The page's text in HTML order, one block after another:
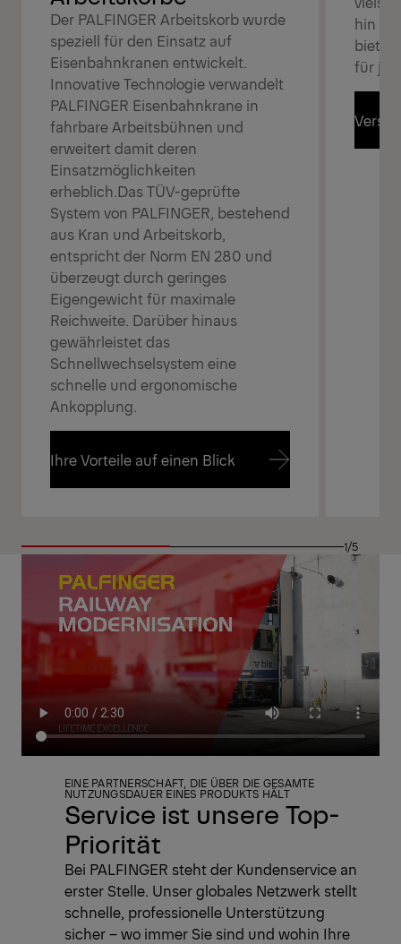
Der PALFINGER Arbeitskorb wurde
speziell für den Einsatz auf
Eisenbahnkranen entwickelt.
Innovative Technologie verwandelt
PALFINGER Eisenbahnkrane in
fahrbare Arbeitsbühnen und
erweitert damit deren
Einsatzmöglichkeiten
erheblich.Das TÜV-geprüfte
System von PALFINGER, bestehend
aus Kran und Arbeitskorb,
entspricht der Norm EN 280 und
überzeugt durch geringes
Eigengewicht für maximale
Reichweite. Darüber hinaus
gewährleistet das
Schnellwechselsystem eine
schnelle und ergonomische
Ankopplung.
Ihre Vorteile auf einen Blick
hin zu
bieten
für
1/5
Service ist unsere Top-
Priorität
EINE PARTNERSCHAFT, DIE ÜBER DIE GESAMTE
NUTZUNGSDAUER EINES PRODUKTS HÄLT
Bei PALFINGER steht der Kundenservice an
erster Stelle. Unser globales Netzwerk stellt
schnelle, professionelle Unterstützung
sicher – wo immer Sie sind und wohin Ihre